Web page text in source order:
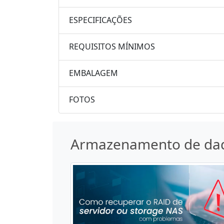
ESPECIFICAÇÕES
REQUISITOS MÍNIMOS
EMBALAGEM
FOTOS
Armazenamento de